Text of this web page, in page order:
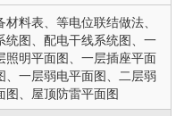
料表、等电位联结做法、
统图、配电干线系统图、一
照明平面图、一层插座平面
、一层弱电平面图、二层弱
图、屋顶防雷平面图